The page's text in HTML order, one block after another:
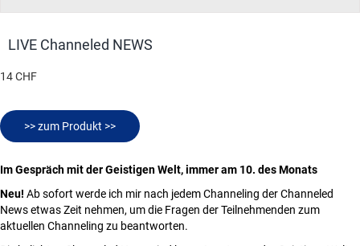
LIVE Channeled NEWS
14 CHF
>> zum Produkt >>
Im Gespräch mit der Geistigen Welt, immer am 10. des Monats
Neu! Ab sofort werde ich mir nach jedem Channeling der Channeled
News etwas Zeit nehmen, um die Fragen der Teilnehmenden zum
aktuellen Channeling zu beantworten.